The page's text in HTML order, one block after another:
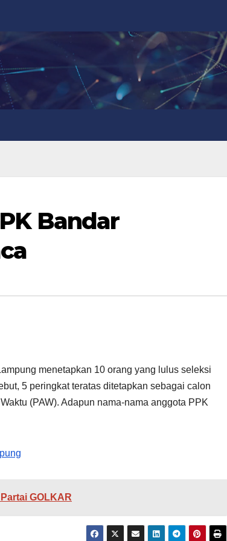
Bandar
menetapkan 10 orang yang lulus seleksi
5 peringkat teratas ditetapkan sebagai calon
(PAW). Adapun nama-nama anggota PPK
GOLKAR